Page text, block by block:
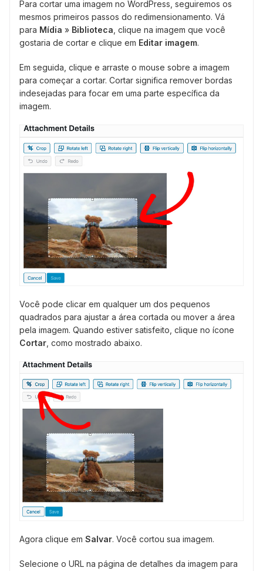
Para cortar uma imagem no WordPress, seguiremos os
mesmos primeiros passos do redimensionamento. Vá
para Mídia » Biblioteca , clique na imagem que você
gostaria de cortar e clique em Editar imagem.
Em seguida, clique e arraste o mouse sobre a imagem
para começar a cortar. Cortar significa remover bordas
indesejadas para focar em uma parte específica da
imagem.
Você pode clicar em qualquer um dos pequenos
quadrados para ajustar a área cortada ou mover a área
pela imagem. Quando estiver satisfeito, clique no ícone
Cortar , como mostrado abaixo.
Agora clique em Salvar. Você cortou sua imagem.
Selecione o URL na página de detalhes da imagem para